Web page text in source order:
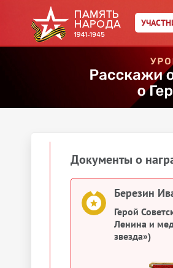
1944
Сведения о
Березин
Военно-
запасные
Документы о
Березин
Герой
Ленина и
звезда»)